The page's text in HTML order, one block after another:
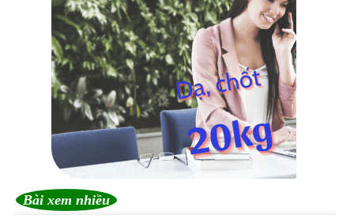
Bài xem nhiều